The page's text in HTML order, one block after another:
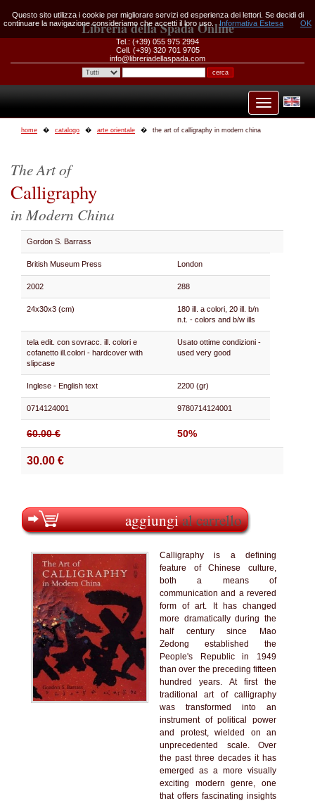
Libreria della Spada Online
Tel.: (+39) 055 975 2994
Cell. (+39) 320 701 9705
info@libreriadellaspada.com
home catalogo arte orientale the art of calligraphy in modern china
The Art of
Calligraphy
in Modern China
Gordon S. Barrass
British Museum Press London
2002 288
24x30x3 (cm)
180 ill. a colori, 20 ill. b/n
n.t. - colors and b/w ills
tela edit. con sovracc. ill. colori e
cofanetto ill.colori - hardcover with
slipcase
Usato ottime condizioni -
used very good
Inglese - English text 2200 (gr)
0714124001 9780714124001
60.00 € 50%
30.00 €
aggiungial carrello
Calligraphy is a defining
feature of Chinese culture,
both a means of
communication and a revered
form of art. It has changed
more dramatically during the
half century since Mao
Zedong established the
People's Republic in 1949
than over the preceding fifteen
hundred years. At first the
traditional art of calligraphy
was transformed into an
instrument of political power
and protest, wielded on an
unprecedented scale. Over
the past three decades it has
emerged as a more visually
exciting modern genre, one
that offers fascinating insights
Questo sito utilizza i cookie per migliorare servizi ed esperienza dei lettori. Se decidi di
continuare la navigazione consideriamo che accetti il loro uso.
Informativa Estesa OK